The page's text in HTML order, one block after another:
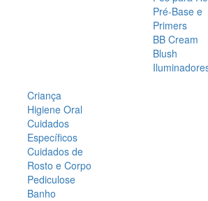
Pré-Base e
Primers
BB Cream
Blush
Criança
Higiene Oral
Cuidados
Específicos
Cuidados de
Rosto e Corpo
Pediculose
Banho